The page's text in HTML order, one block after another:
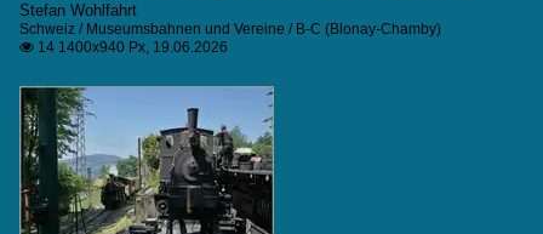
Stefan Wohlfahrt
Schweiz / Museumsbahnen und Vereine / B-C (Blonay-Chamby)
 14 1400x940 Px, 19.06.2026